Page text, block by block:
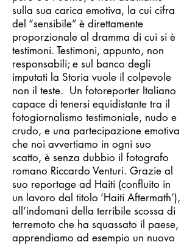
sulla sua carica emotiva, la cui cifra
del “sensibile” è direttamente
proporzionale al dramma di cui si è
testimoni. Testimoni, appunto, non
responsabili; e sul banco degli
imputati la Storia vuole il colpevole
non il teste. Un fotoreporter Italiano
capace di tenersi equidistante tra il
fotogiornalismo testimoniale, nudo e
crudo, e una partecipazione emotiva
che noi avvertiamo in ogni suo
scatto, è senza dubbio il fotografo
romano Riccardo Venturi. Grazie al
suo reportage ad Haiti (confluito in
un lavoro dal titolo ‘Haiti Aftermath’),
all’indomani della terribile scossa di
terremoto che ha squassato il paese,
apprendiamo ad esempio un nuovo